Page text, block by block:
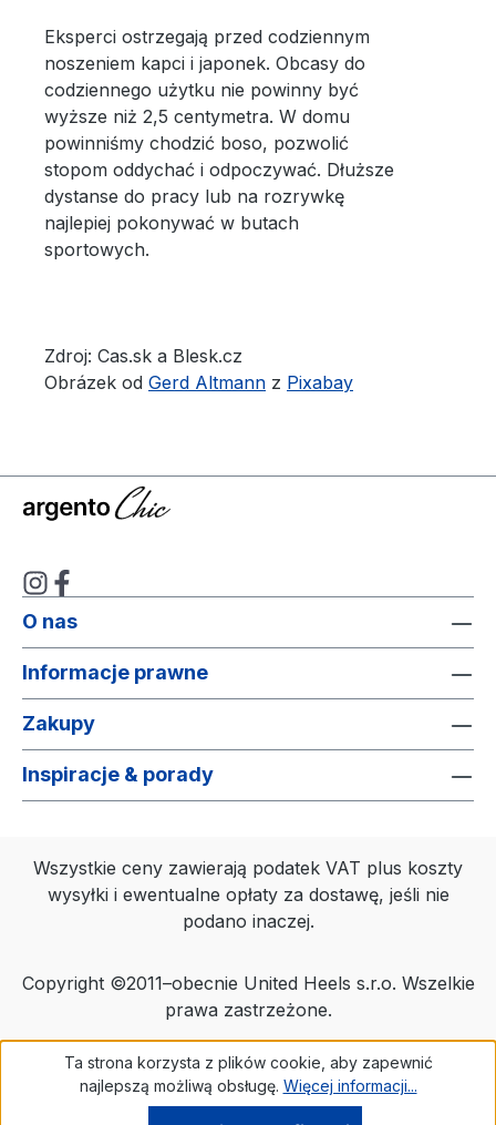
Eksperci ostrzegają przed codziennym
noszeniem kapci i japonek. Obcasy do
codziennego użytku nie powinny być
wyższe niż 2,5 centymetra. W domu
powinniśmy chodzić boso, pozwolić
stopom oddychać i odpoczywać. Dłuższe
dystanse do pracy lub na rozrywkę
najlepiej pokonywać w butach
sportowych.
Zdroj: Cas.sk a Blesk.cz
Obrázek od Gerd Altmann z Pixabay
O nas
Informacje prawne
Zakupy
Inspiracje & porady
Wszystkie ceny zawierają podatek VAT plus koszty
wysyłki i ewentualne opłaty za dostawę, jeśli nie
podano inaczej.
Copyright ©2011–obecnie United Heels s.r.o. Wszelkie
prawa zastrzeżone.
Ta strona korzysta z plików cookie, aby zapewnić
najlepszą możliwą obsługę. Więcej informacji...